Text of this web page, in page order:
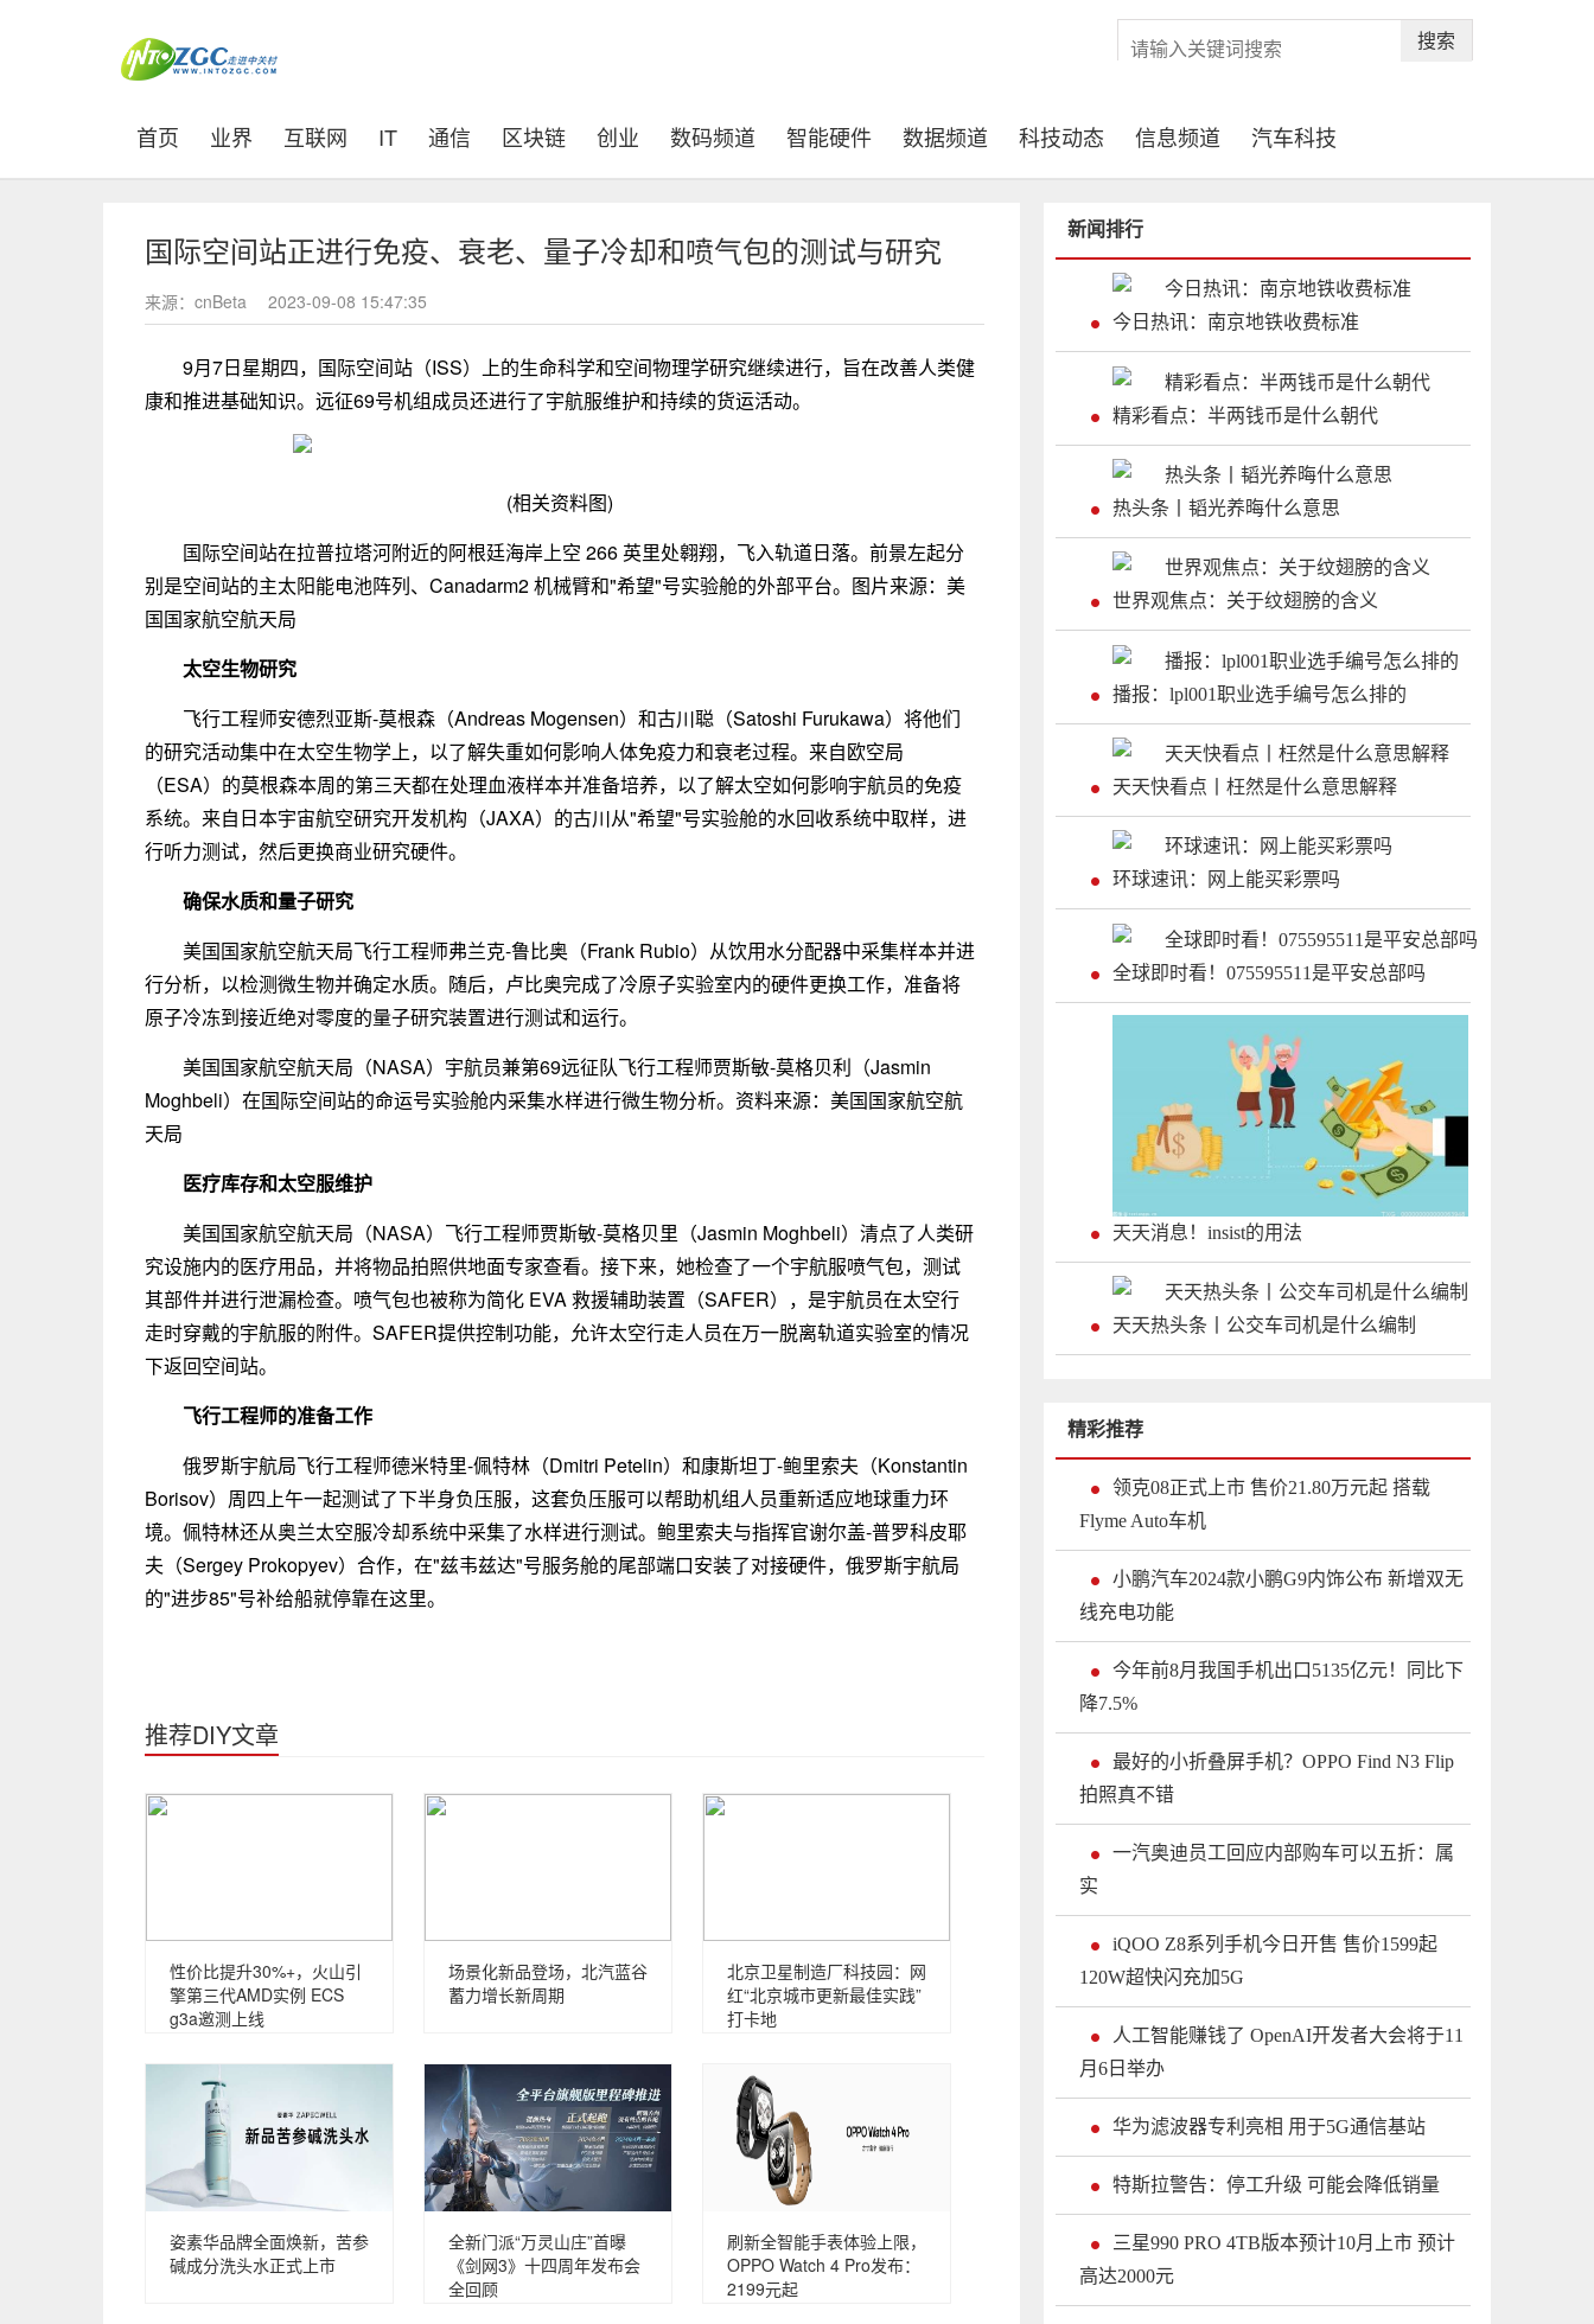
搜索
首页 (current)
业界 互联网 IT 通信 区块链 创业 数码频道 智能硬件 数据频道 科技动态 信息频道 汽车科技
国际空间站正进行免疫、衰老、量子冷却和喷气包的测试与研究
来源：cnBeta 2023-09-08 15:47:35
9月7日星期四，国际空间站（ISS）上的生命科学和空间物理学研究继续进行，旨在改善人类健
康和推进基础知识。远征69号机组成员还进行了宇航服维护和持续的货运活动。
(相关资料图)
国际空间站在拉普拉塔河附近的阿根廷海岸上空 266 英里处翱翔，飞入轨道日落。前景左起分
别是空间站的主太阳能电池阵列、Canadarm2 机械臂和"希望"号实验舱的外部平台。图片来源：美
国国家航空航天局
太空生物研究
飞行工程师安德烈亚斯-莫根森（Andreas Mogensen）和古川聪（Satoshi Furukawa）将他们
的研究活动集中在太空生物学上，以了解失重如何影响人体免疫力和衰老过程。来自欧空局
（ESA）的莫根森本周的第三天都在处理血液样本并准备培养，以了解太空如何影响宇航员的免疫
系统。来自日本宇宙航空研究开发机构（JAXA）的古川从"希望"号实验舱的水回收系统中取样，进
行听力测试，然后更换商业研究硬件。
确保水质和量子研究
美国国家航空航天局飞行工程师弗兰克-鲁比奥（Frank Rubio）从饮用水分配器中采集样本并进
行分析，以检测微生物并确定水质。随后，卢比奥完成了冷原子实验室内的硬件更换工作，准备将
原子冷冻到接近绝对零度的量子研究装置进行测试和运行。
美国国家航空航天局（NASA）宇航员兼第69远征队飞行工程师贾斯敏-莫格贝利（Jasmin
Moghbeli）在国际空间站的命运号实验舱内采集水样进行微生物分析。资料来源：美国国家航空航
天局
医疗库存和太空服维护
美国国家航空航天局（NASA）飞行工程师贾斯敏-莫格贝里（Jasmin Moghbeli）清点了人类研
究设施内的医疗用品，并将物品拍照供地面专家查看。接下来，她检查了一个宇航服喷气包，测试
其部件并进行泄漏检查。喷气包也被称为简化 EVA 救援辅助装置（SAFER），是宇航员在太空行
走时穿戴的宇航服的附件。SAFER提供控制功能，允许太空行走人员在万一脱离轨道实验室的情况
下返回空间站。
飞行工程师的准备工作
俄罗斯宇航局飞行工程师德米特里-佩特林（Dmitri Petelin）和康斯坦丁-鲍里索夫（Konstantin
Borisov）周四上午一起测试了下半身负压服，这套负压服可以帮助机组人员重新适应地球重力环
境。佩特林还从奥兰太空服冷却系统中采集了水样进行测试。鲍里索夫与指挥官谢尔盖-普罗科皮耶
夫（Sergey Prokopyev）合作，在"兹韦兹达"号服务舱的尾部端口安装了对接硬件，俄罗斯宇航局
的"进步85"号补给船就停靠在这里。
推荐DIY文章
性价比提升30%+，火山引
擎第三代AMD实例 ECS
g3a邀测上线
场景化新品登场，北汽蓝谷
蓄力增长新周期
北京卫星制造厂科技园：网
红“北京城市更新最佳实践”
打卡地
姿素华品牌全面焕新，苦参
碱成分洗头水正式上市
全新门派“万灵山庄”首曝
《剑网3》十四周年发布会
全回顾
刷新全智能手表体验上限，
OPPO Watch 4 Pro发布：
2199元起
新闻排行
今日热讯：南京地铁收费标准
精彩看点：半两钱币是什么朝代
热头条丨韬光养晦什么意思
世界观焦点：关于纹翅膀的含义
播报：lpl001职业选手编号怎么排的
天天快看点丨枉然是什么意思解释
环球速讯：网上能买彩票吗
全球即时看！075595511是平安总部吗
天天消息！insist的用法
天天热头条丨公交车司机是什么编制
精彩推荐
领克08正式上市 售价21.80万元起 搭载
Flyme Auto车机
小鹏汽车2024款小鹏G9内饰公布 新增双无
线充电功能
今年前8月我国手机出口5135亿元！同比下
降7.5%
最好的小折叠屏手机？OPPO Find N3 Flip
拍照真不错
一汽奥迪员工回应内部购车可以五折：属
实
iQOO Z8系列手机今日开售 售价1599起
120W超快闪充加5G
人工智能赚钱了 OpenAI开发者大会将于11
月6日举办
华为滤波器专利亮相 用于5G通信基站
特斯拉警告：停工升级 可能会降低销量
三星990 PRO 4TB版本预计10月上市 预计
高达2000元